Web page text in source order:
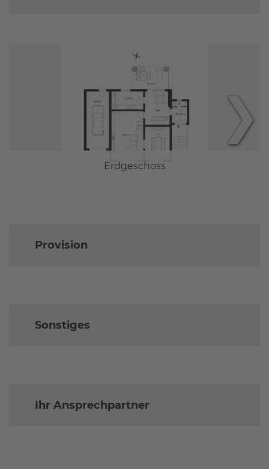
Erdgeschoss
❯
Provision
Sonstiges
Ihr Ansprechpartner